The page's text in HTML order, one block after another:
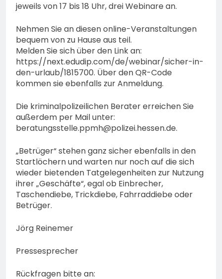
jeweils von 17 bis 18 Uhr, drei Webinare an.
Nehmen Sie an diesen online-Veranstaltungen
bequem von zu Hause aus teil.
Melden Sie sich über den Link an:
https://next.edudip.com/de/webinar/sicher-in-
den-urlaub/1815700. Über den QR-Code
kommen sie ebenfalls zur Anmeldung.
Die kriminalpolizeilichen Berater erreichen Sie
außerdem per Mail unter:
beratungsstelle.ppmh@polizei.hessen.de.
„Betrüger“ stehen ganz sicher ebenfalls in den
Startlöchern und warten nur noch auf die sich
wieder bietenden Tatgelegenheiten zur Nutzung
ihrer „Geschäfte“, egal ob Einbrecher,
Taschendiebe, Trickdiebe, Fahrraddiebe oder
Betrüger.
Jörg Reinemer
Pressesprecher
Rückfragen bitte an: